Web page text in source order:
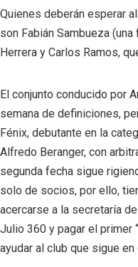
Quienes deberán esperar
son Fabián Sambueza
Herrera y Carlos Ramos,
El conjunto conducido por
semana de definiciones,
Fénix, debutante en la
Alfredo Beranger, con
segunda fecha sigue
solo de socios, por ello,
acercarse a la secretaría
Julio 360 y pagar el primer
ayudar al club que sigue